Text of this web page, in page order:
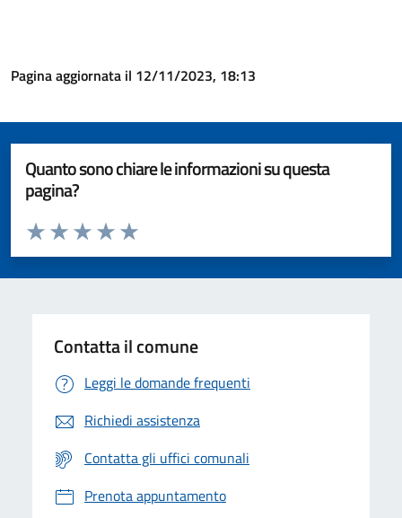
Pagina aggiornata il 12/11/2023, 18:13
Quanto sono chiare le informazioni su questa
pagina?
Valuta da 1 a 5 stelle la pagina
Valuta 5 stelle su 5
Valuta 4 stelle su 5
Valuta 3 stelle su 5
Valuta 2 stelle su 5
Valuta 1 stelle su 5
Contatta il comune
Leggi le domande frequenti
Richiedi assistenza
Contatta gli uffici comunali
Prenota appuntamento